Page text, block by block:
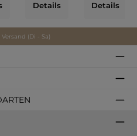
Details Details
(Di - Sa)